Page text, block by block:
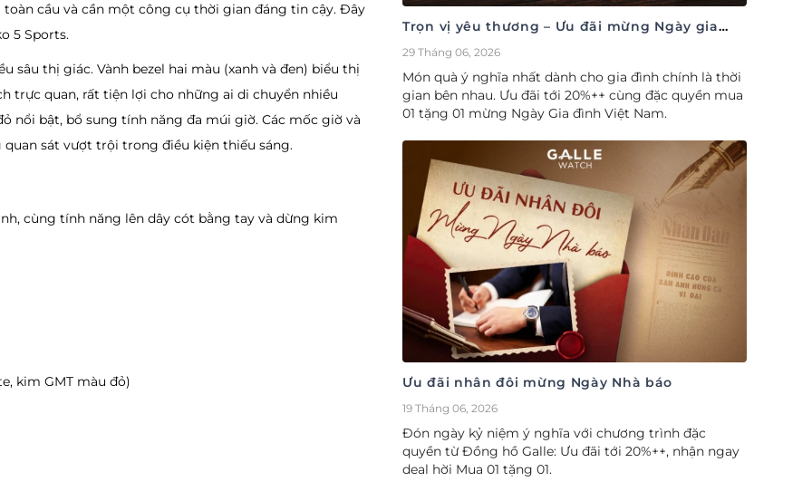
cầu và cần một công cụ thời gian đáng tin cậy. Đây
5 Sports.
sâu thị giác. Vành bezel hai màu (xanh và đen) biểu thị
trực quan, rất tiện lợi cho những ai di chuyển nhiều
nổi bật, bổ sung tính năng đa múi giờ. Các mốc giờ và
sát vượt trội trong điều kiện thiếu sáng.
cùng tính năng lên dây cót bằng tay và dừng kim
kim GMT màu đỏ)
Trọn vị yêu thương – Ưu đãi mừng Ngày gia
đình Việt Nam 28/06
29 Tháng 06, 2026
Món quà ý nghĩa nhất dành cho gia đình chính là thời
gian bên nhau. Ưu đãi tới 20%++ cùng đặc quyền mua
01 tặng 01 mừng Ngày Gia đình Việt Nam.
Ưu đãi nhân đôi mừng Ngày Nhà báo
19 Tháng 06, 2026
Đón ngày kỷ niệm ý nghĩa với chương trình đặc
quyền từ Đồng hồ Galle: Ưu đãi tới 20%++, nhận ngay
deal hời Mua 01 tặng 01.